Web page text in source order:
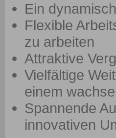
Ein
Flexible
zu arbeiten
Attraktive
Vielfältige
einem
Spannende
innovativen